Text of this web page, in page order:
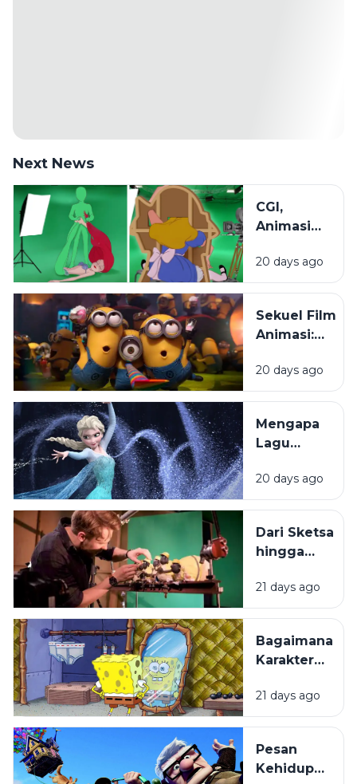
Next News
CGI,
Animasi
Stop
Motion:
Beragam
Teknik di
Animasi
20 days ago
Sekuel Film
Animasi:
Penonton
Selalu
20 days ago
Mengapa
Lagu
Film
Animasi
Melekat di
Ingatan?
20 days ago
Dari Sketsa
hingga
Lebar:
Bagaimana
Animasi
Diproduksi?
21 days ago
Bagaimana
Karakter
Dibuat
hingga
Mudah
Diingat?
21 days ago
Pesan
Kehidupan